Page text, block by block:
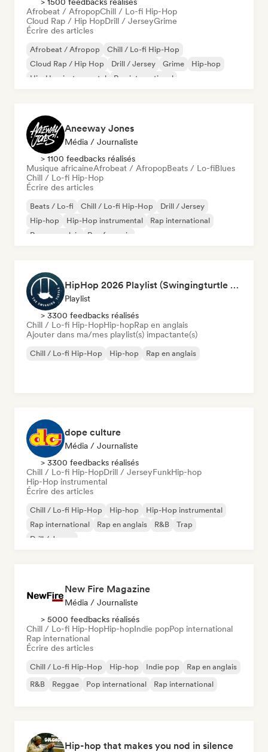
Afrobeat / AfropopChill / Lo-fi Hip-Hop
Cloud Rap / Hip HopDrill / JerseyGrime
Écrire des articles
Afrobeat / Afropop
Chill / Lo-fi Hip-Hop
Cloud Rap / Hip Hop
Drill / Jersey Grime
Hip-hop
Hip-Hop instrumental
Rap international
Aneeway Jones
Média / Journaliste
> 1100 feedbacks réalisés
Musique africaineAfrobeat / AfropopBeats / Lo-fiBlues
Chill / Lo-fi Hip-Hop
Écrire des articles
Beats / Lo-fi Chill / Lo-fi Hip-Hop
Drill / Jersey
Hip-hop
Hip-Hop instrumental
Rap international
Rap en anglais
Rap francais
HipHop 2026 Playlist (Swingingturtle Records)
Playlist
> 3300 feedbacks réalisés
Chill / Lo-fi Hip-HopHip-hopRap en anglais
Ajouter dans ma/mes playlist(s) impactante(s)
Chill / Lo-fi Hip-Hop Hip-hop Rap en anglais
dope culture
Média / Journaliste
> 3300 feedbacks réalisés
Chill / Lo-fi Hip-HopDrill / JerseyFunkHip-hop
Hip-Hop instrumental
Écrire des articles
Chill / Lo-fi Hip-Hop Hip-hop
Hip-Hop instrumental
Rap international
Rap en anglais R&B
Trap
Drill / Jersey
New Fire Magazine
Média / Journaliste
> 5000 feedbacks réalisés
Chill / Lo-fi Hip-HopHip-hopIndie popPop international
Rap international
Écrire des articles
Chill / Lo-fi Hip-Hop Hip-hop Indie pop
Rap en anglais
R&B
Reggae Pop international Rap international
Hip-hop that makes you nod in silence